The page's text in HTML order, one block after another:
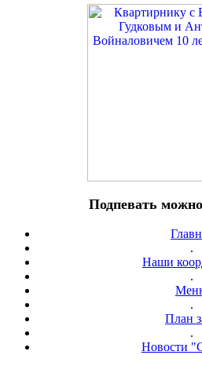
Подпевать
.
Наши
.
.
План
.
Новости